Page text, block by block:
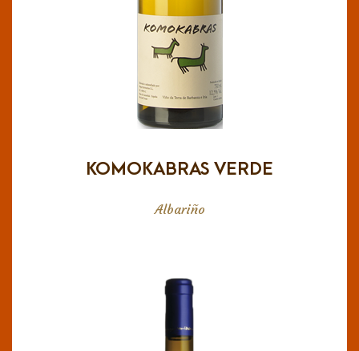
KOMOKABRAS VERDE
Albariño
cítricos y vegetales. En boca también es
complejo, fresco y con final elegante.